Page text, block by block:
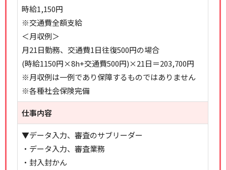
時給1,150円
※交通費全額支給
＜月収例＞
月21日勤務、交通費1日往復500円の場合
(時給1150円×8h+交通費500円)×21日＝203,700円
※月収例は一例であり保障するものではありません
※各種社会保険完備
仕事内容
▼データ入力、審査のサブリーダー
・データ入力、審査業務
・封入封かん